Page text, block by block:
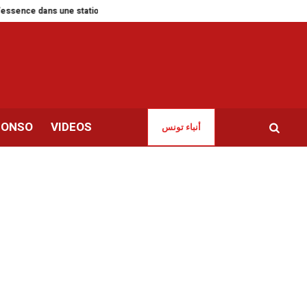
une station-service Shell
VIDEOS أنباء تونس